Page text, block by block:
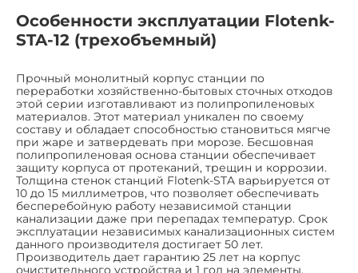
Особенности эксплуатации Flotenk-
STA-12 (трехобъемный)
Прочный монолитный корпус станции по
переработки хозяйственно-бытовых сточных отходов
этой серии изготавливают из полипропиленовых
материалов. Этот материал уникален по своему
составу и обладает способностью становиться мягче
при жаре и затвердевать при морозе. Бесшовная
полипропиленовая основа станции обеспечивает
защиту корпуса от протеканий, трещин и коррозии.
Толщина стенок станций Flotenk-STA варьируется от
10 до 15 миллиметров, что позволяет обеспечивать
бесперебойную работу независимой станции
канализации даже при перепадах температур. Срок
эксплуатации независимых канализационных систем
данного производителя достигает 50 лет.
Производитель дает гарантию 25 лет на корпус
очистительного устройства и 1 год на элементы,